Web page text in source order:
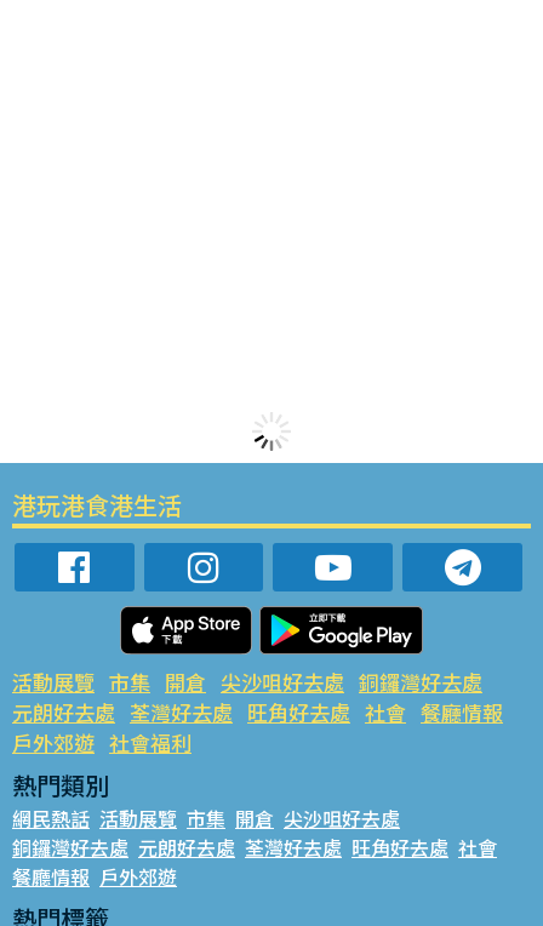
港玩港食港生活
活動展覽 市集 開倉 尖沙咀好去處 銅鑼灣好去處
元朗好去處 荃灣好去處 旺角好去處 社會 餐廳情報
戶外郊遊 社會福利
熱門類別
網民熱話 活動展覽 市集 開倉 尖沙咀好去處
銅鑼灣好去處 元朗好去處 荃灣好去處 旺角好去處 社會
餐廳情報 戶外郊遊
熱門標籤